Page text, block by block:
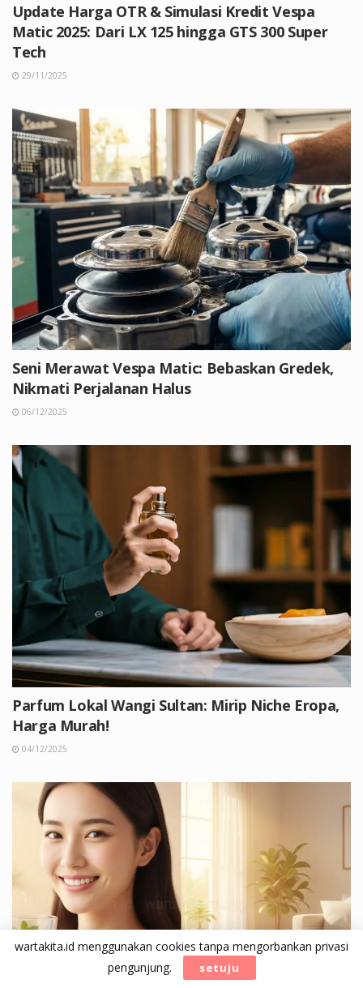
Update Harga OTR & Simulasi Kredit Vespa
Matic 2025: Dari LX 125 hingga GTS 300 Super
Tech
29/11/2025
Seni Merawat Vespa Matic: Bebaskan Gredek,
Nikmati Perjalanan Halus
06/12/2025
Parfum Lokal Wangi Sultan: Mirip Niche Eropa,
Harga Murah!
04/12/2025
wartakita.id menggunakan cookies tanpa mengorbankan privasi
pengunjung.
setuju